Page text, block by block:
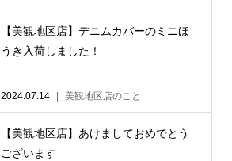
【美観地区店】デニムカバーのミニほ
うき入荷しました！
2024.07.14 美観地区店のこと
【美観地区店】あけましておめでとう
ございます